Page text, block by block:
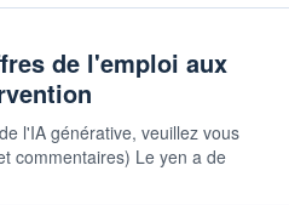
de l'emploi aux
l'IA générative, veuillez vous
commentaires) Le yen a de